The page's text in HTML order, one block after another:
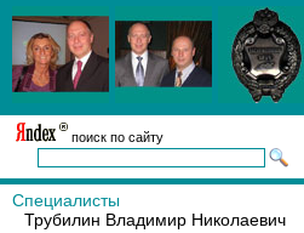
поиск по сайту
Специалисты
Трубилин Владимир Николаевич